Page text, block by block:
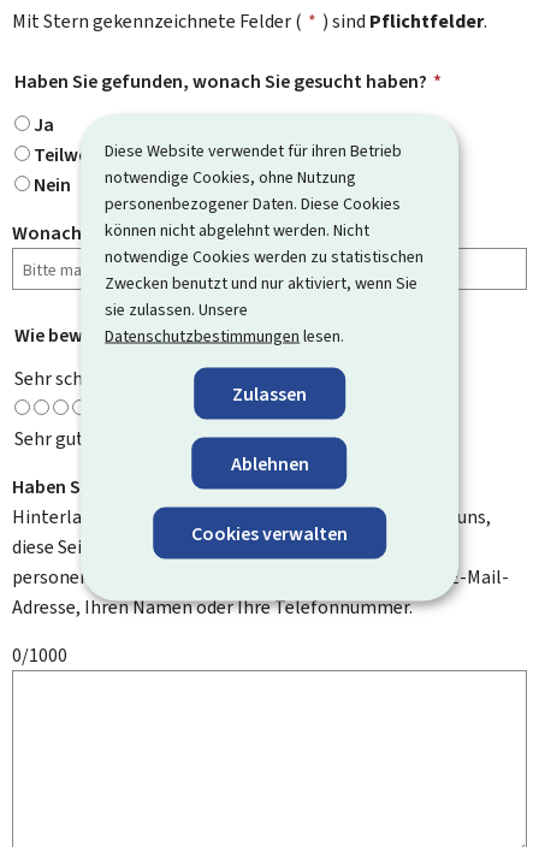
Diese Website verwendet für ihren Betrieb
notwendige Cookies, ohne Nutzung
personenbezogener Daten. Diese Cookies
können nicht abgelehnt werden. Nicht
notwendige Cookies werden zu statistischen
Zwecken benutzt und nur aktiviert, wenn Sie
sie zulassen. Unsere
Datenschutzbestimmungen lesen.
Zulassen
Ablehnen
Cookies verwalten
Mit Stern gekennzeichnete Felder ( * ) sind Pflichtfelder.
Haben Sie gefunden, wonach Sie gesucht haben? *
Ja
Teilweise
Nein
Wonach haben Sie gesucht?
Wie bewerten Sie diese Seite? *
Sehr schlecht
Sehr gut
Haben Sie Verbesserungsvorschläge?
Hinterlassen Sie uns einen Kommentar und helfen Sie uns,
diese Seite zu verbessern. Bitte geben Sie keine
personenbezogenen Daten an, wie zum Beispiel Ihre E-Mail-
Adresse, Ihren Namen oder Ihre Telefonnummer.
0/1000